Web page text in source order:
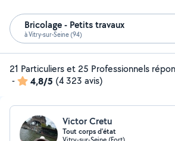
Bricolage - Petits travaux
à Vitry-sur-Seine (94)
21 Particuliers et 25 Professionnels
-
4,8/5 (4 323 avis)
Victor Cretu
Tout corps d'état